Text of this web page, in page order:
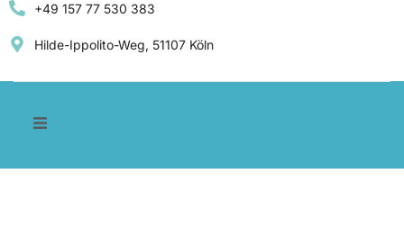
+49 157 77 530 383
Hilde-Ippolito-Weg, 51107 Köln